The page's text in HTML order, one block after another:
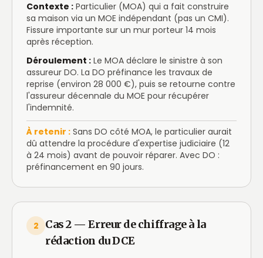
Contexte : Particulier (MOA) qui a fait construire
sa maison via un MOE indépendant (pas un CMI).
Fissure importante sur un mur porteur 14 mois
après réception.
Déroulement : Le MOA déclare le sinistre à son
assureur DO. La DO préfinance les travaux de
reprise (environ 28 000 €), puis se retourne contre
l'assureur décennale du MOE pour récupérer
l'indemnité.
À retenir : Sans DO côté MOA, le particulier aurait
dû attendre la procédure d'expertise judiciaire (12
à 24 mois) avant de pouvoir réparer. Avec DO :
préfinancement en 90 jours.
2
Cas 2 — Erreur de chiffrage à la
rédaction du DCE